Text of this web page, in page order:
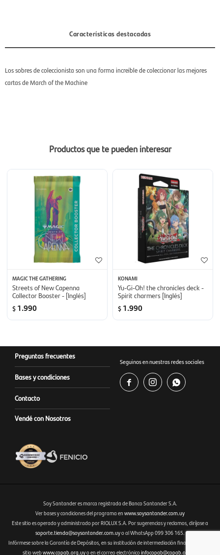
Características destacadas
Los sobres de coleccionista son una forma increíble de coleccionar las mejores
cartas de March of the Machine
Productos que te pueden interesar
MAGIC THE GATHERING
Streets of New Capenna
Collector Booster - [Inglés]
$ 1.990
KONAMI
Yu-Gi-Oh! the chronicles deck -
Spirit charmers [Inglés]
$ 1.990
Preguntas frecuentes
Bases y condiciones
Contacto
Vendé con Nosotros
Seguinos en nuestras redes sociales
  
Fenicio eCommerce Uruguay
Soy Santander es marca registrada de Banco Santander S.A.
Ver bases y condiciones del programa en www.soysantander.com.uy
Este sitio es operado y administrado por RIOLUX S.A. Por sugerencias y reclamos, diríjase a
soporte.tienda@soysantander.com.uyo al WhatsApp 099 306 165.
Infórmese sobre la Garantía de Depósitos, en su institución de intermediación financiera, en el
sitio webwww.copab.org.uyo en el correo electrónicoinfocopab@copab.org.uy